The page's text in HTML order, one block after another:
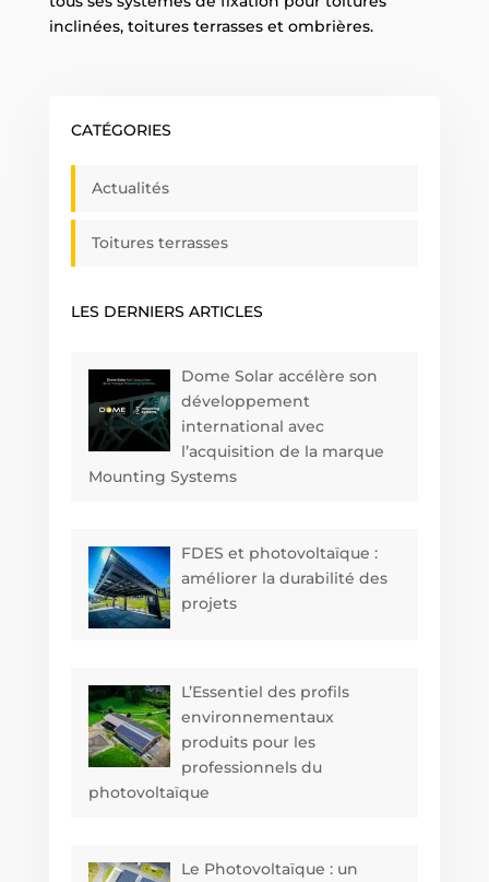
inclinées, toitures terrasses et ombrières.
CATÉGORIES
Actualités
Toitures terrasses
LES DERNIERS ARTICLES
Dome Solar accélère son
développement
international avec
l’acquisition de la marque
Mounting Systems
FDES et photovoltaïque :
améliorer la durabilité des
projets
L’Essentiel des profils
environnementaux
produits pour les
professionnels du
photovoltaïque
Le Photovoltaïque : un